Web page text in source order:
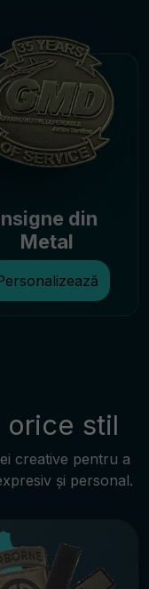
din
Metal
orice stil
creative pentru a
și personal.